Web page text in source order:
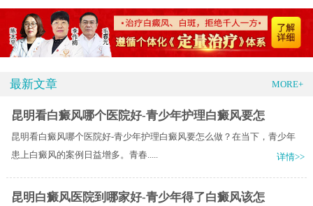
最新文章 MORE+
昆明看白癜风哪个医院好-青少年护理白癜风要怎
昆明看白癜风哪个医院好-青少年护理白癜风要怎么做？​在当下，青少年
患上白癜风的案例日益增多。青春.....
详情>>
昆明白癜风医院到哪家好-青少年得了白癜风该怎